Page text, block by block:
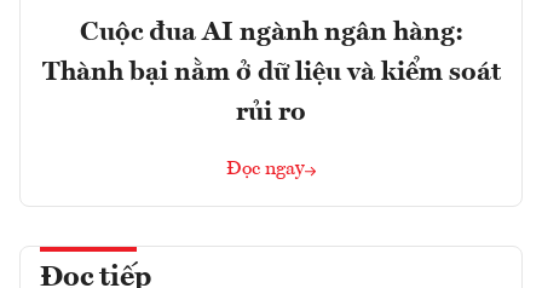
Cuộc đua AI ngành ngân hàng:
Thành bại nằm ở dữ liệu và kiểm soát
rủi ro
Đọc ngay
Đọc tiếp